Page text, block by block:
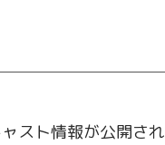
スト情報が公開され